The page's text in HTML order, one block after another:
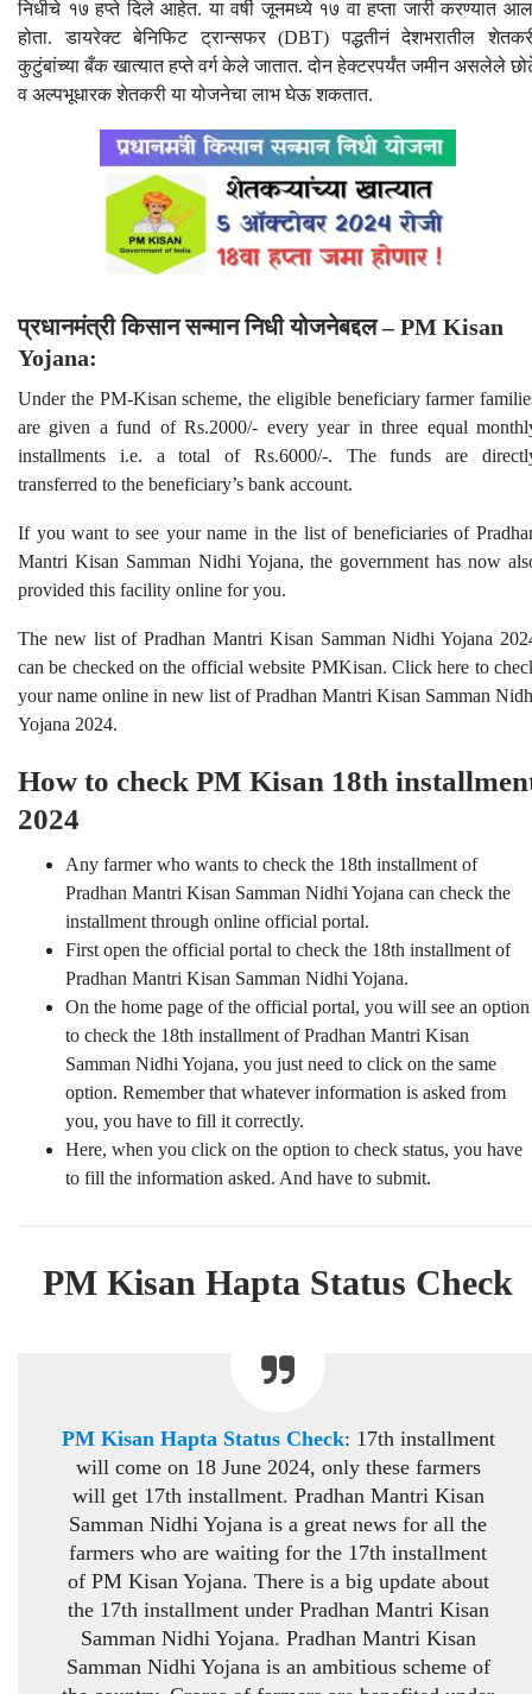
निधीचे १७ हप्ते दिले आहेत. या वर्षी जूनमध्ये १७ वा हप्ता जारी करण्यात
होता. डायरेक्ट बेनिफिट ट्रान्सफर (DBT) पद्धतीनं देशभरातील
कुटुंबांच्या बँक खात्यात हप्ते वर्ग केले जातात. दोन हेक्टरपर्यंत जमीन असलेले
व अल्पभूधारक शेतकरी या योजनेचा लाभ घेऊ शकतात.
प्रधानमंत्री किसान सन्मान निधी योजनेबद्दल – PM Kisan
Yojana:
Under the PM-Kisan scheme, the eligible beneficiary farmer
are given a fund of Rs.2000/- every year in three equal
installments i.e. a total of Rs.6000/-. The funds are
transferred to the beneficiary’s bank account.
If you want to see your name in the list of beneficiaries of
Mantri Kisan Samman Nidhi Yojana, the government has now
provided this facility online for you.
The new list of Pradhan Mantri Kisan Samman Nidhi Yojana
can be checked on the official website PMKisan. Click here to
your name online in new list of Pradhan Mantri Kisan Samman
Yojana 2024.
How to check PM Kisan 18th
2024
Any farmer who wants to check the 18th installment of
Pradhan Mantri Kisan Samman Nidhi Yojana can check the
installment through online official portal.
First open the official portal to check the 18th installment of
Pradhan Mantri Kisan Samman Nidhi Yojana.
On the home page of the official portal, you will see an option
to check the 18th installment of Pradhan Mantri Kisan
Samman Nidhi Yojana, you just need to click on the same
option. Remember that whatever information is asked from
you, you have to fill it correctly.
Here, when you click on the option to check status, you have
to fill the information asked. And have to submit.
PM Kisan Hapta Status Check
PM Kisan Hapta Status Check: 17th installment
will come on 18 June 2024, only these farmers
will get 17th installment. Pradhan Mantri Kisan
Samman Nidhi Yojana is a great news for all the
farmers who are waiting for the 17th installment
of PM Kisan Yojana. There is a big update about
the 17th installment under Pradhan Mantri Kisan
Samman Nidhi Yojana. Pradhan Mantri Kisan
Samman Nidhi Yojana is an ambitious scheme of